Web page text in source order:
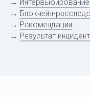
→ Интервьюирование
→ Блокчейн-
→ Рекомендации
→ Результат